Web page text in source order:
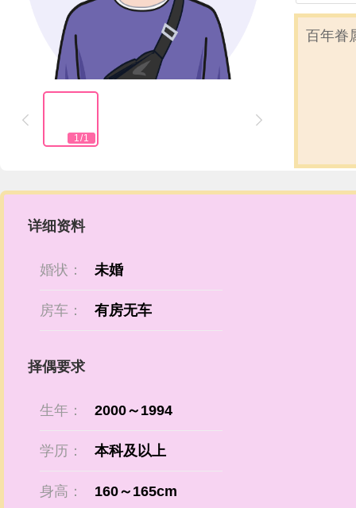

1/1

百年眷
详细资料
婚状： 未婚
房车： 有房无车
择偶要求
生年： 2000～1994
学历： 本科及以上
身高： 160～165cm